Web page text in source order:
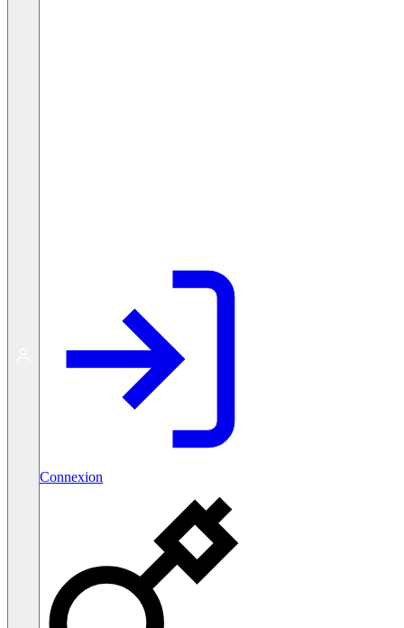
Connexion